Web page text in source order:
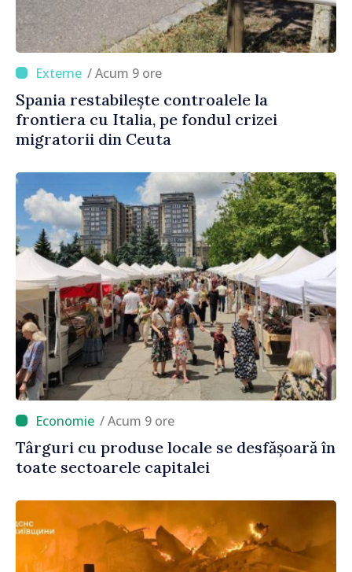
/ Acum 9 ore
Spania restabilește controalele la
frontiera cu Italia, pe fondul crizei
migratorii din Ceuta
/ Acum 9 ore
Târguri cu produse locale se desfășoară în
toate sectoarele capitalei